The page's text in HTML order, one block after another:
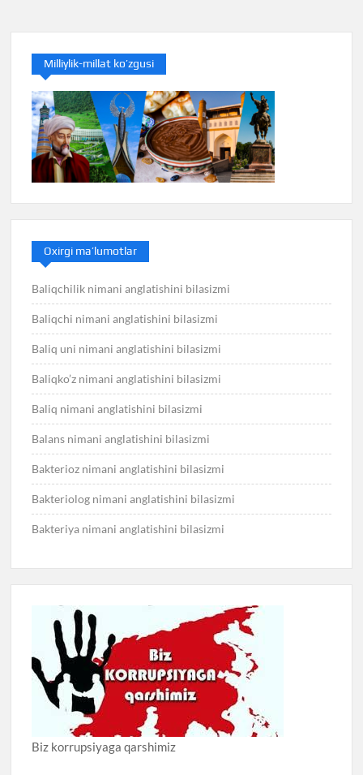
Milliylik-millat ko’zgusi
Oxirgi ma’lumotlar
Baliqchilik nimani anglatishini bilasizmi
Baliqchi nimani anglatishini bilasizmi
Baliq uni nimani anglatishini bilasizmi
Baliqko’z nimani anglatishini bilasizmi
Baliq nimani anglatishini bilasizmi
Balans nimani anglatishini bilasizmi
Bakterioz nimani anglatishini bilasizmi
Bakteriolog nimani anglatishini bilasizmi
Bakteriya nimani anglatishini bilasizmi
Biz korrupsiyaga qarshimiz